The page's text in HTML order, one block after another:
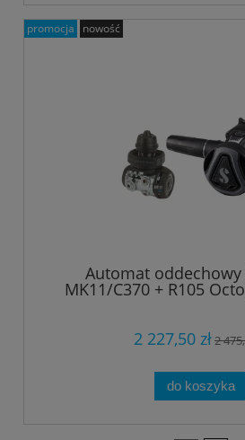
Automat oddechowy
MK11/C370 + R105
2 227,50 zł2
do koszyka
promocja nowość